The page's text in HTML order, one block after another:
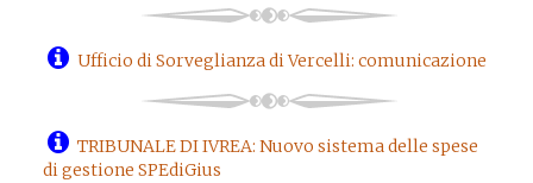
Ufficio di Sorveglianza di Vercelli: comunicazione
TRIBUNALE DI IVREA: Nuovo sistema delle spese
di gestione SPEdiGius